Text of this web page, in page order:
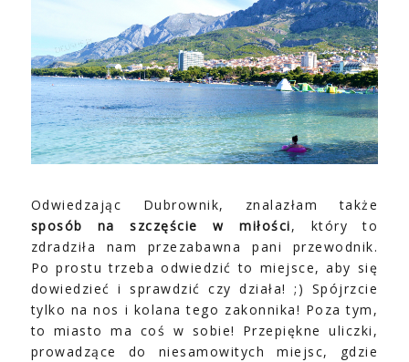
Odwiedzając Dubrownik, znalazłam także
sposób na szczęście w miłości, który to
zdradziła nam przezabawna pani przewodnik.
Po prostu trzeba odwiedzić to miejsce, aby się
dowiedzieć i sprawdzić czy działa! ;) Spójrzcie
tylko na nos i kolana tego zakonnika! Poza tym,
to miasto ma coś w sobie! Przepiękne uliczki,
prowadzące do niesamowitych miejsc, gdzie